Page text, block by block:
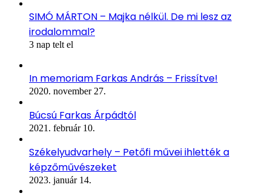
SIMÓ MÁRTON – Majka nélkül. De mi lesz az
irodalommal?
3 nap telt el
In memoriam Farkas András – Frissítve!
2020. november 27.
Búcsú Farkas Árpádtól
2021. február 10.
Székelyudvarhely – Petőfi művei ihlették a
képzőművészeket
2023. január 14.